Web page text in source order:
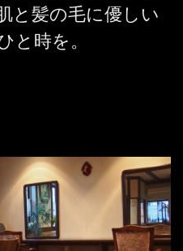
と髪の毛に優しい
と時を。